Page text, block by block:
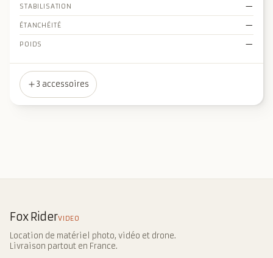
STABILISATION —
ÉTANCHÉITÉ —
POIDS —
3 accessoires
Fox RiderVIDEO
Location de matériel photo, vidéo et drone.
Livraison partout en France.